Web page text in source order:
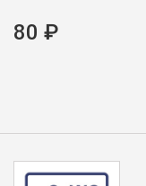
80 ₽